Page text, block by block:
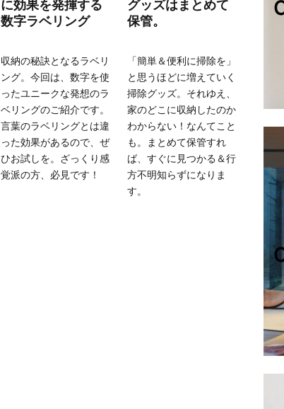
に効果を発揮する
数字ラベリング
収納の秘訣となるラベリ
ング。今回は、数字を使
ったユニークな発想のラ
ベリングのご紹介です。
言葉のラベリングとは違
った効果があるので、ぜ
ひお試しを。ざっくり感
覚派の方、必見です！
グッズはまとめて
保管。
「簡単＆便利に掃除を」
と思うほどに増えていく
掃除グッズ。それゆえ、
家のどこに収納したのか
わからない！なんてこと
も。まとめて保管すれ
ば、すぐに見つかる＆行
方不明知らずになりま
す。